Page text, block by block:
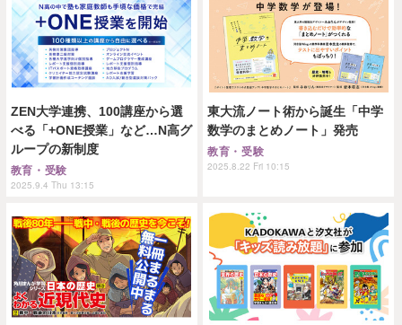
ZEN大学連携、100講座から選
べる「+ONE授業」など…N高グ
ループの新制度
教育・受験
2025.9.4 Thu 13:15
東大流ノート術から誕生「中学
数学のまとめノート」発売
教育・受験
2025.8.22 Fri 10:15